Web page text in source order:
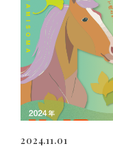
2024.11.01